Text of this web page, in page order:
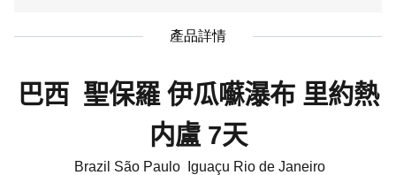
產品詳情
巴西 聖保羅 伊瓜囌瀑布 里約熱
内盧7天
Brazil São Paulo Iguaçu Rio de Janeiro